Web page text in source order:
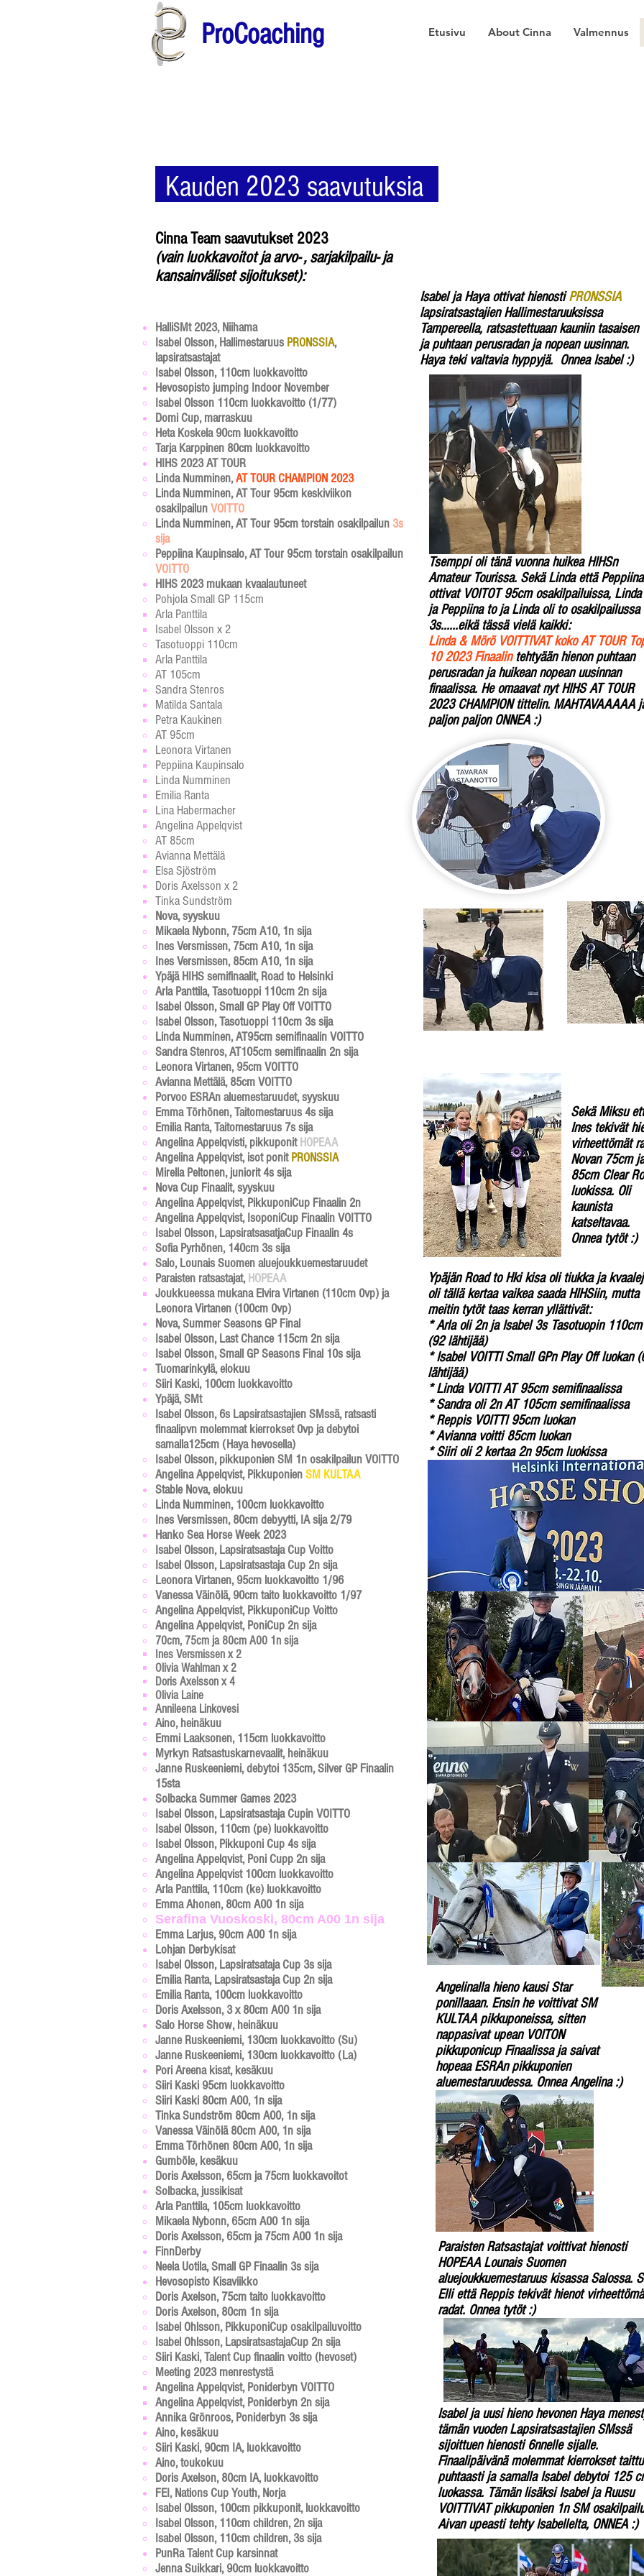
ProCoaching Etusivu About Cinna Valmennus
Kauden 2023 saavutuksia
Cinna Team saavutukset 2023
(vain luokkavoitot ja arvo- , sarjakilpailu- ja
kansainväliset sijoitukset):
HalliSMt 2023, Niihama
Isabel Olsson, Hallimestaruus PRONSSIA,
lapsiratsastajat​
Isabel Olsson, 110cm luokkavoitto
Hevosopisto jumping Indoor November
Isabel Olsson 110cm luokkavoitto (1/77)​
Domi Cup, marraskuu
Heta Koskela 90cm luokkavoitto​
Tarja Karppinen 80cm luokkavoitto
HIHS 2023 AT TOUR
Linda Numminen,AT TOUR CHAMPION 2023
Linda Numminen, AT Tour 95cm keskiviikon
osakilpailunVOITTO
Linda Numminen, AT Tour 95cm torstain osakilpailun 3s
sija
Peppiina Kaupinsalo, AT Tour 95cm torstain osakilpailun
VOITTO
HIHS 2023 mukaan kvaalautuneet
Pohjola Small GP 115cm​
Arla Panttila​
Isabel Olsson x 2
Tasotuoppi 110cm
Arla Panttila​
AT 105cm
Sandra Stenros​
Matilda Santala
Petra Kaukinen
AT 95cm
Leonora Virtanen​
Peppiina Kaupinsalo
Linda Numminen
Emilia Ranta
Lina Habermacher
Angelina Appelqvist
AT 85cm
Avianna Mettälä
Elsa Sjöström
Doris Axelsson x 2
Tinka Sundström
Nova, syyskuu
Mikaela Nybonn, 75cm A10, 1n sija
Ines Versmissen, 75cm A10, 1n sija
Ines Versmissen, 85cm A10, 1n sija
Ypäjä HIHS semifinaalit, Road to Helsinki
Arla Panttila, Tasotuoppi 110cm 2n sija​
Isabel Olsson, Small GP Play Off VOITTO
Isabel Olsson, Tasotuoppi 110cm 3s sija
Linda Numminen, AT95cm semifinaalin VOITTO
Sandra Stenros, AT105cm semifinaalin 2n sija
Leonora Virtanen, 95cm VOITTO
Avianna Mettälä, 85cm VOITTO
Porvoo ESRAn aluemestaruudet, syyskuu
Emma Törhönen, Taitomestaruus 4s sija​
Emilia Ranta, Taitomestaruus 7s sija
Angelina Appelqvisti, pikkuponit HOPEAA
Angelina Appelqvist, isot ponitPRONSSIA
Mirella Peltonen, juniorit 4s sija
Nova Cup Finaalit, syyskuu
Angelina Appelqvist, PikkuponiCup Finaalin 2n​
Angelina Appelqvist, IsoponiCup Finaalin VOITTO
Isabel Olsson, LapsiratsasatjaCup Finaalin 4s
Sofia Pyrhönen, 140cm 3s sija
Salo, Lounais Suomen aluejoukkuemestaruudet
Paraisten ratsastajat,HOPEAA​
Joukkueessa mukana Elvira Virtanen (110cm 0vp) ja
Leonora Virtanen (100cm 0vp)​
Nova, Summer Seasons GP Final
Isabel Olsson, Last Chance 115cm 2n sija​
Isabel Olsson, Small GP Seasons Final 10s sija
Tuomarinkylä, elokuu
Siiri Kaski, 100cm luokkavoitto​
Ypäjä, SMt
Isabel Olsson, 6s Lapsiratsastajien SMssä, ratsasti
finaalipvn molemmat kierrokset 0vp ja debytoi
samalla125cm​ (Haya hevosella)
Isabel Olsson, pikkuponien SM 1nosakilpailun VOITTO
Angelina Appelqvist, PikkuponienSM KULTAA
Stable Nova, elokuu
Linda Numminen, 100cm luokkavoitto​
Ines Versmissen, 80cm debyytti, IA sija 2/79
Hanko Sea Horse Week 2023
Isabel Olsson, Lapsiratsastaja Cup Voitto​
Isabel Olsson, Lapsiratsastaja Cup 2n sija
Leonora Virtanen, 95cm luokkavoitto 1/96
Vanessa Väinölä, 90cm taito luokkavoitto 1/97
Angelina Appelqvist, PikkuponiCup Voitto
Angelina Appelqvist, PoniCup 2n sija
70cm, 75cm ja 80cm A00 1n sija​
Ines Versmissen x 2​
Olivia Wahlman x 2
Doris Axelsson x 4
Olivia Laine
Annileena Linkovesi
Aino, heinäkuu
Emmi Laaksonen, 115cm luokkavoitto​
Myrkyn Ratsastuskarnevaalit, heinäkuu
Janne Ruskeeniemi,debytoi 135cm,Silver GP Finaalin
15sta​
Solbacka Summer Games 2023
Isabel Olsson, Lapsiratsastaja Cupin VOITTO​
Isabel Olsson, 110cm (pe) luokkavoitto
Isabel Olsson, Pikkuponi Cup 4s sija
Angelina Appelqvist, Poni Cupp 2n sija
Angelina Appelqvist 100cm luokkavoitto
Arla Panttila, 110cm (ke) luokkavoitto
Emma Ahonen, 80cm A00 1n sija
Serafina Vuoskoski, 80cm A00 1n sija
​Emma Larjus, 90cm A00 1n sija
Lohjan Derbykisat
Isabel Olsson, Lapsiratsataja Cup 3s sija​
Emilia Ranta, Lapsiratsastaja Cup 2n sija
Emilia Ranta, 100cm luokkavoitto
Doris Axelsson, 3 x 80cm A00 1n sija
Salo Horse Show, heinäkuu
Janne Ruskeeniemi, 130cm luokkavoitto (Su)
Janne Ruskeeniemi, 130cm luokkavoitto (La)
Pori Areena kisat, kesäkuu
Siiri Kaski 95cm luokkavoitto​
Siiri Kaski 80cm A00, 1n sija
Tinka Sundström 80cm A00, 1n sija
Vanessa Väinölä 80cm A00, 1n sija
Emma Törhönen 80cm A00, 1n sija
Gumböle, kesäkuu
Doris Axelsson, 65cm ja 75cm luokkavoitot​
Solbacka, jussikisat
Arla Panttila, 105cm luokkavoitto​
Mikaela Nybonn, 65cm A00 1n sija
Doris Axelsson, 65cm ja 75cm A00 1n sija
FinnDerby
Neela Uotila, Small GP Finaalin 3s sija​
Hevosopisto Kisaviikko
Doris Axelson, 75cm taito luokkavoitto​
Doris Axelson, 80cm 1n sija
Isabel Ohlsson, PikkuponiCup osakilpailuvoitto
Isabel Ohlsson, LapsiratsastajaCup 2n sija
Siiri Kaski, Talent Cup finaalin voitto (hevoset)
Meeting 2023 menrestystä
Angelina Appelqvist, Poniderbyn VOITTO​
Angelina Appelqvist, Poniderbyn 2n sija
Annika Grönroos, Poniderbyn 3s sija
Aino, kesäkuu
Siiri Kaski, 90cm IA, luokkavoitto​
Aino, toukokuu
Doris Axelson,80cm IA, luokkavoitto​
FEI, Nations Cup Youth, Norja
Isabel Olsson, 100cm pikkuponit, luokkavoitto​
Isabel Olsson, 110cm children, 2n sija
Isabel Olsson, 110cm children, 3s sija
PunRa Talent Cup karsinnat
Jenna Suikkari, 90cm luokkavoitto​
Isabel ja Haya ottivat hienostiPRONSSIA
lapsiratsastajien Hallimestaruuksissa
Tampereella, ratsastettuaan kauniin tasaisen
ja puhtaan perusradan ja nopean uusinnan.
Haya teki valtavia hyppyjä. Onnea Isabel :)
Tsemppi oli tänä vuonna huikea HIHSn
Amateur Tourissa. Sekä Linda että Peppiina
ottivat VOITOT 95cm osakilpailuissa,
ja Peppiina to ja Linda oli to osakilpailussa
3s......eikä tässä vielä kaikki:
Linda & Mörö VOITTIVAT koko AT TOUR
10 2023 Finaalintehtyään hienon puhtaan
perusradan ja huikean nopean uusinnan
finaalissa. He omaavat nyt HIHS AT TOUR
2023 CHAMPION tittelin. MAHTAVAAAAA
paljon paljon ONNEA :)
Sekä Miksu
Ines tekivät
virheettömät
Novan 75cm ja
85cm Clear
luokissa. Oli
kaunista
katseltavaa.
Onnea tytöt :)
Ypäjän Road to Hki kisa oli tiukka ja
oli tällä kertaa vaikea saada HIHSiin, mutta
meitin tytöt taas kerran yllättivät:
* Arla oli 2n ja Isabel 3s Tasotuopin 110cm
(92 lähtijää)
* Isabel VOITTI Small GPn Play Off luokan
lähtijää)
* Linda VOITTI AT 95cm semifinaalissa
* Sandra oli 2n AT 105cm semifinaalissa
* Reppis VOITTI 95cm luokan
* Avianna voitti 85cm luokan
* Siiri oli 2 kertaa 2n 95cm luokissa
Angelinalla hieno kausi Star
ponillaaan. Ensin he voittivat SM
KULTAA pikkuponeissa, sitten
nappasivat upean VOITON
pikkuponicup Finaalissa ja saivat
hopeaa ESRAn pikkuponien
aluemestaruudessa. Onnea Angelina :)
Paraisten Ratsastajat voittivat hienosti
HOPEAA Lounais Suomen
aluejoukkuemestaruus kisassa Salossa.
Elli että Reppis tekivät hienot
radat. Onnea tytöt :)
Isabel ja uusi hieno hevonen Haya
tämän vuoden Lapsiratsastajien SMssä
sijoittuen hienosti 6nnelle sijalle.
Finaalipäivänä molemmat kierrokset
puhtaasti ja samalla Isabel debytoi 125
luokassa. Tämän lisäksi Isabel ja Ruusu
VOITTIVAT pikkuponien 1n SM
Aivan upeasti tehty Isabellelta, ONNEA :)